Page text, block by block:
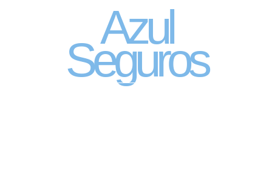
Azul
Seguros